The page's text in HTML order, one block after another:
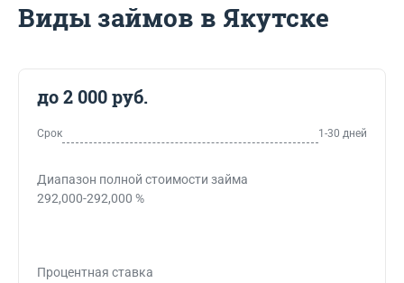
Виды займов в Якутске
до 2 000 руб.
Срок 1-30 дней
Диапазон полной стоимости займа
292,000-292,000 %
Процентная ставка